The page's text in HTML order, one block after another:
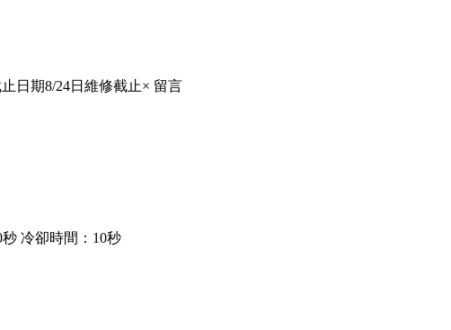
日期8/24日維修截止× 留言
冷卻時間：10秒